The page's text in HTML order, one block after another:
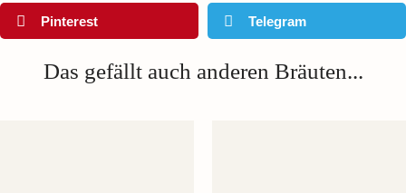
Pinterest Telegram
Das gefällt auch anderen Bräuten...